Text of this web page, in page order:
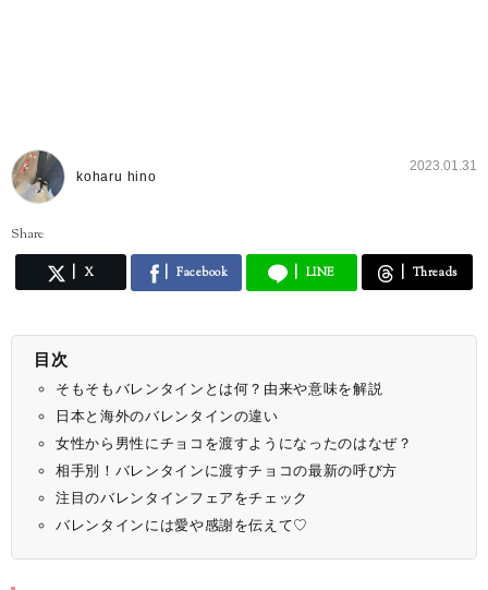
koharu hino
2023.01.31
Share
X Facebook LINE Threads
目次
そもそもバレンタインとは何？由来や意味を解説
日本と海外のバレンタインの違い
女性から男性にチョコを渡すようになったのはなぜ？
相手別！バレンタインに渡すチョコの最新の呼び方
注目のバレンタインフェアをチェック
バレンタインには愛や感謝を伝えて♡